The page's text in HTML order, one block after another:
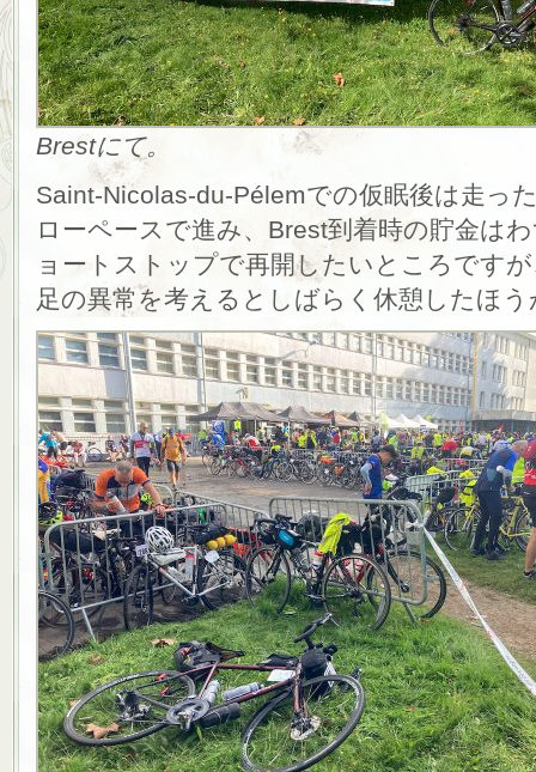
Brestにて。
Saint-Nicolas-du-Pélemでの仮眠後は走っ
ローペースで進み、Brest到着時の貯金は
ョートストップで再開したいところです
足の異常を考えるとしばらく休憩したほ